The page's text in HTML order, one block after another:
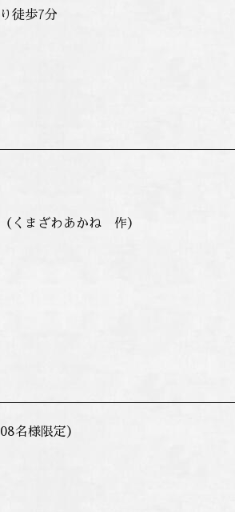
徒歩7分
くまざわあかね 作）
名様限定）